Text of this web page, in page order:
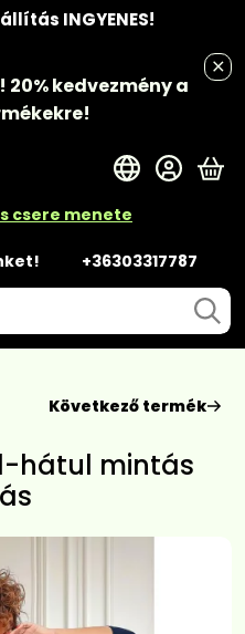
INGYENES!
20% kedvezménya
csere menete
+36303317787
A
Következő termék
hátul mintás